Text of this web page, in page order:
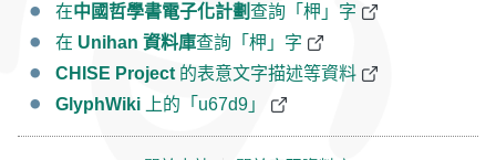
在中國哲學書電子化計劃查詢「柙」字
在 Unihan 資料庫查詢「柙」字
CHISE Project 的表意文字描述等資料
GlyphWiki 上的「u67d9」